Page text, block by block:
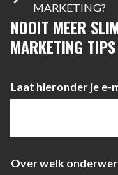
MARKETING?
NOOIT MEER
MARKETING
Laat hieronder je e-
Over welk